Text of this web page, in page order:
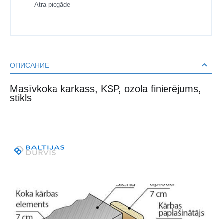
— Ātra piegāde
ОПИСАНИЕ
Masīvkoka karkass, KSP, ozola finierējums,
stikls